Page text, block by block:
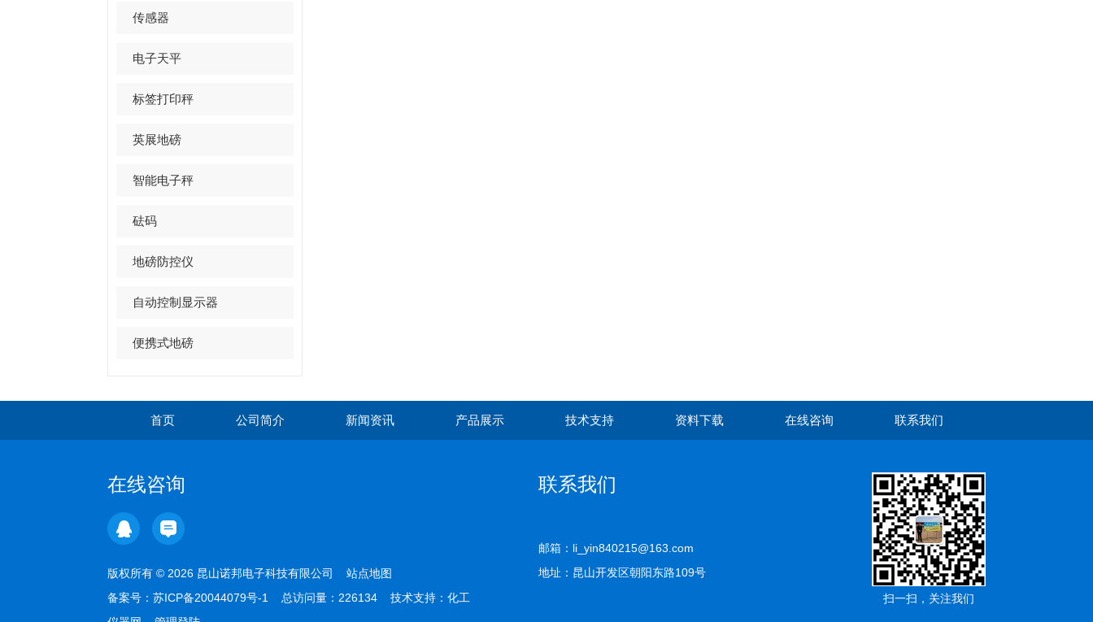
传感器
电子天平
标签打印秤
英展地磅
智能电子秤
砝码
地磅防控仪
自动控制显示器
便携式地磅
首页 公司简介 新闻资讯 产品展示 技术支持 资料下载 在线咨询 联系我们
在线咨询
版权所有 © 2026 昆山诺邦电子科技有限公司 站点地图
备案号： 苏ICP备20044079号-1 总访问量：226134 技术支持： 化工
联系我们
邮箱：li_yin840215@163.com
地址：昆山开发区朝阳东路109号
扫一扫，关注我们